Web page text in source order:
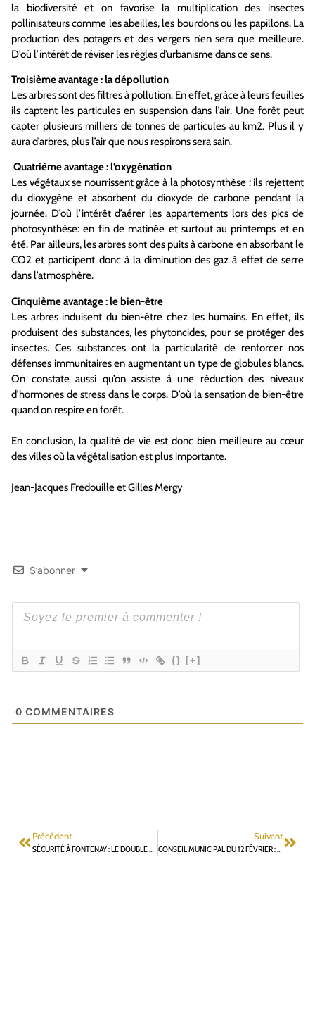
la biodiversité et on favorise la multiplication des insectes
pollinisateurs comme les abeilles, les bourdons ou les papillons. La
production des potagers et des vergers n’en sera que meilleure.
D’où l’intérêt de réviser les règles d’urbanisme dans ce sens.
Troisième avantage : la dépollution
Les arbres sont des filtres à pollution. En effet, grâce à leurs feuilles
ils captent les particules en suspension dans l’air. Une forêt peut
capter plusieurs milliers de tonnes de particules au km2. Plus il y
aura d’arbres, plus l’air que nous respirons sera sain.
Quatrième avantage : l’oxygénation
Les végétaux se nourrissent grâce à la photosynthèse : ils rejettent
du dioxygène et absorbent du dioxyde de carbone pendant la
journée. D’où l’intérêt d’aérer les appartements lors des pics de
photosynthèse: en fin de matinée et surtout au printemps et en
été. Par ailleurs, les arbres sont des puits à carbone en absorbant le
CO2 et participent donc à la diminution des gaz à effet de serre
dans l’atmosphère.
Cinquième avantage : le bien-être
Les arbres induisent du bien-être chez les humains. En effet, ils
produisent des substances, les phytoncides, pour se protéger des
insectes. Ces substances ont la particularité de renforcer nos
défenses immunitaires en augmentant un type de globules blancs.
On constate aussi qu’on assiste à une réduction des niveaux
d’hormones de stress dans le corps. D’où la sensation de bien-être
quand on respire en forêt.
En conclusion, la qualité de vie est donc bien meilleure au cœur
des villes où la végétalisation est plus importante.
Jean-Jacques Fredouille et Gilles Mergy
S’abonner
{} [+]
0 COMMENTAIRES
Précédent
SÉCURITÉ À FONTENAY : LE DOUBLE ÉCHEC DE LAURENT VASTEL
Suivant
CONSEIL MUNICIPAL DU 12 FÉVRIER : QUESTIONS ORALES DU GROUPE ATELIERS FONTENAISIENS